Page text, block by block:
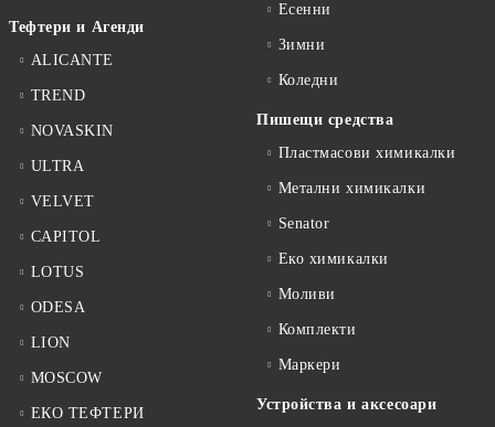
Тефтери и Агенди
ALICANTE
TREND
NOVASKIN
ULTRA
VELVET
CAPITOL
LOTUS
ODESA
LION
MOSCOW
ЕКО ТЕФТЕРИ
Есенни
Зимни
Коледни
Пишещи средства
Пластмасови химикалки
Метални химикалки
Senator
Еко химикалки
Моливи
Комплекти
Маркери
Устройства и аксесоари